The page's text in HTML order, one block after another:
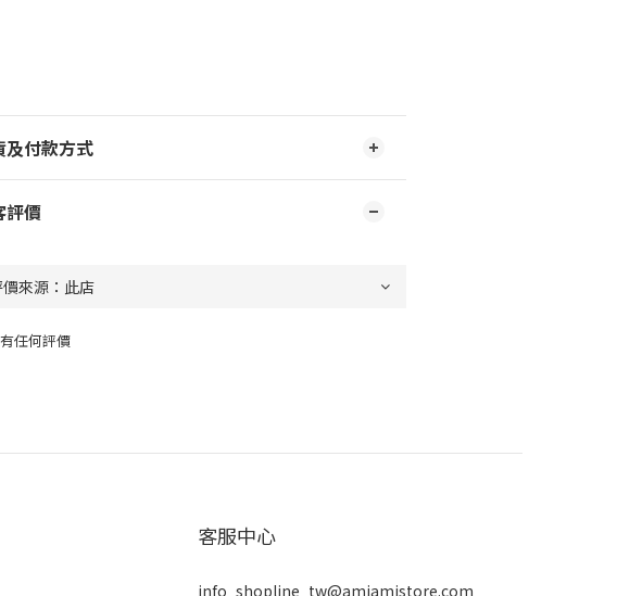
及付款方式
評價
任何評價
客服中心
info_shopline_tw@amiamistore.com